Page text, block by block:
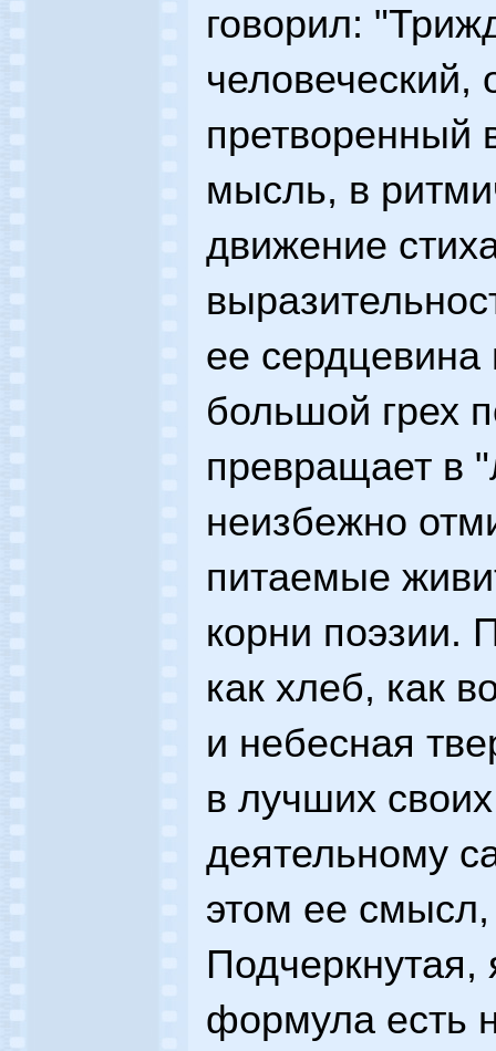
говорил:
человеческий,
претворенный
мысль, в
движение
ее
большой грех
превращает в
неизбежно
питаемые
корни поэзии.
как хлеб, как
и небесная
в лучших
деятельному
этом ее
Подчеркнутая,
формула есть